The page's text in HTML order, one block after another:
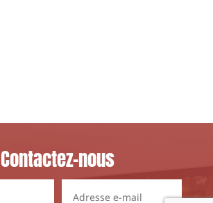
Contactez-nous